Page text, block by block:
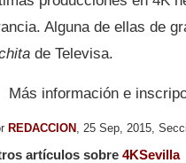
Alguna de ellas de
de Televisa.
Más información e
REDACCION , 25 Sep, 2015,
artículos sobre 4KSevilla